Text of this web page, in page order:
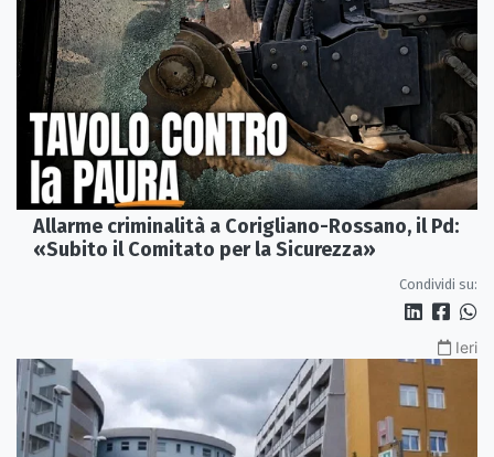
Allarme criminalità a Corigliano-Rossano, il Pd:
«Subito il Comitato per la Sicurezza»
Condividi su:
Ieri